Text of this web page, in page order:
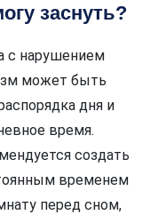
заснуть?
с нарушением
может быть
дня и
время.
создать
временем
перед сном,